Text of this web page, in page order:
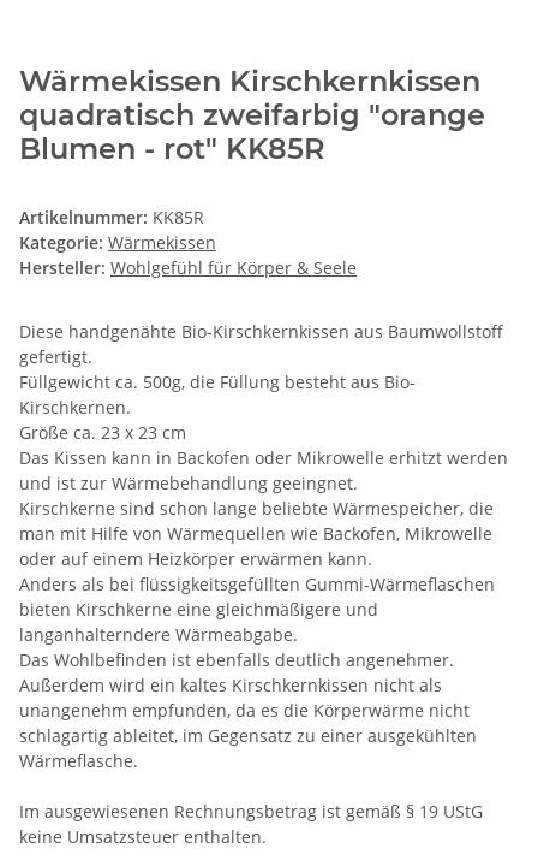
Wärmekissen Kirschkernkissen
quadratisch zweifarbig "orange
Blumen - rot" KK85R
Artikelnummer: KK85R
Kategorie: Wärmekissen
Hersteller: Wohlgefühl für Körper & Seele
Diese handgenähte Bio-Kirschkernkissen aus Baumwollstoff
gefertigt.
Füllgewicht ca. 500g, die Füllung besteht aus Bio-
Kirschkernen.
Größe ca. 23 x 23 cm
Das Kissen kann in Backofen oder Mikrowelle erhitzt werden
und ist zur Wärmebehandlung geeingnet.
Kirschkerne sind schon lange beliebte Wärmespeicher, die
man mit Hilfe von Wärmequellen wie Backofen, Mikrowelle
oder auf einem Heizkörper erwärmen kann.
Anders als bei flüssigkeitsgefüllten Gummi-Wärmeflaschen
bieten Kirschkerne eine gleichmäßigere und
langanhalterndere Wärmeabgabe.
Das Wohlbefinden ist ebenfalls deutlich angenehmer.
Außerdem wird ein kaltes Kirschkernkissen nicht als
unangenehm empfunden, da es die Körperwärme nicht
schlagartig ableitet, im Gegensatz zu einer ausgekühlten
Wärmeflasche.
Im ausgewiesenen Rechnungsbetrag ist gemäß § 19 UStG
keine Umsatzsteuer enthalten.